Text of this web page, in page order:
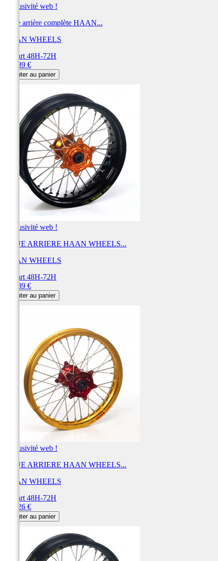
Exclusivité web !
Roue arrière complète HAAN...
HAAN WHEELS
Départ 48H-72H
734,89 €
Ajouter au panier
Exclusivité web !
ROUE ARRIERE HAAN WHEELS...
HAAN WHEELS
Départ 48H-72H
734,89 €
Ajouter au panier
Exclusivité web !
ROUE ARRIERE HAAN WHEELS...
HAAN WHEELS
Départ 48H-72H
684,26 €
Ajouter au panier